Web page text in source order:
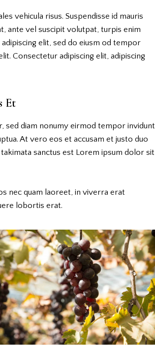
vehicula risus. Suspendisse id mauris
ante vel suscipit volutpat, turpis enim
elit, sed do eiusm od tempor
Consectetur adipiscing elit, adipiscing
Et
sed diam nonumy eirmod tempor invidunt
At vero eos et accusam et justo duo
sanctus est Lorem ipsum dolor sit
nec quam laoreet, in viverra erat
lobortis erat.